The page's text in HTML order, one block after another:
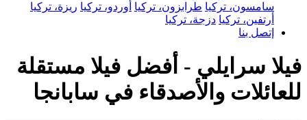
سامسون، تركيا طرابزون، تركيا أوردو، تركيا ريزة، تركيا
أرتفين، تركيا دزجة، تركيا
إتصل بنا
فيلا سرايلي - أفضل فيلا مستقلة
للعائلات والأصدقاء في سابانجا